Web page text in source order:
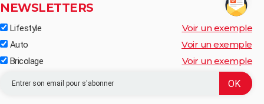
NEWSLETTERS
Lifestyle Voir un exemple
Auto Voir un exemple
Bricolage Voir un exemple